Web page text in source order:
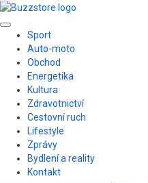
Skip
content
Primary
Menu
Sport
Auto-moto
Obchod
Energetika
Kultura
Zdravotnictví
Cestovní ruch
Lifestyle
Zprávy
Bydlení a reality
Kontakt